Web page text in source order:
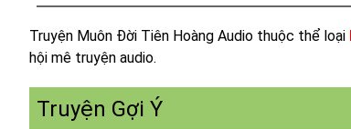
Tap 017
Tap 018
Tap 020
Truyện Muôn Đời Tiên Hoàng Audio thuộc thể loại
hội mê truyện audio.
Truyện Gợi Ý